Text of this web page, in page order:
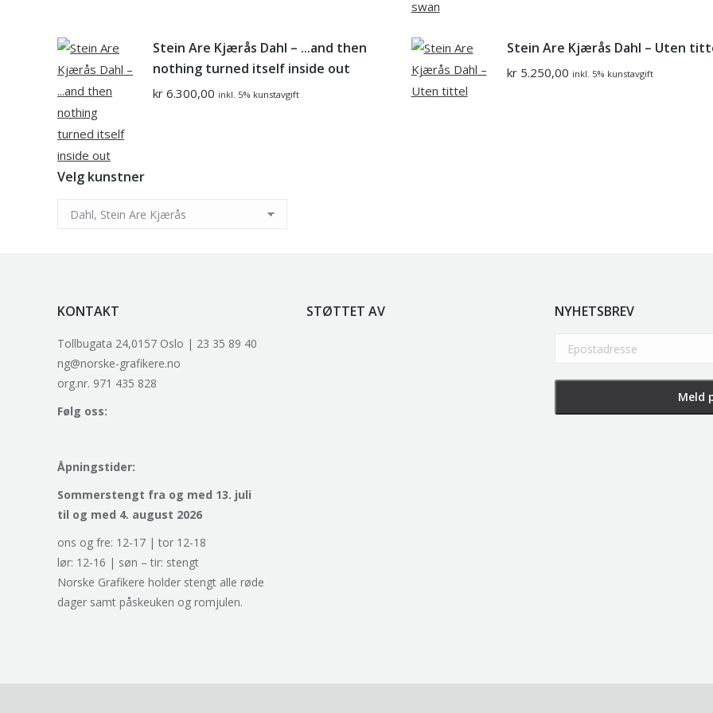
Velg kunstner
Stein Are Kjærås Dahl – ...and then
nothing turned itself inside out
kr 6.300,00 inkl. 5% kunstavgift
Stein Are Kjærås Dahl – Uten
kr5.250,00 inkl. 5% kunstavgift
KONTAKT
Tollbugata 24,0157 Oslo | 23 35 89 40
ng@norske-grafikere.no
org.nr. 971 435 828
Følg oss:
Åpningstider:
Sommerstengt fra og med 13. juli
til og med 4. august 2026
ons og fre: 12-17 | tor 12-18
lør: 12-16 | søn – tir: stengt
Norske Grafikere holder stengt alle røde
dager samt påskeuken og romjulen.
STØTTET AV NYHETSBREV